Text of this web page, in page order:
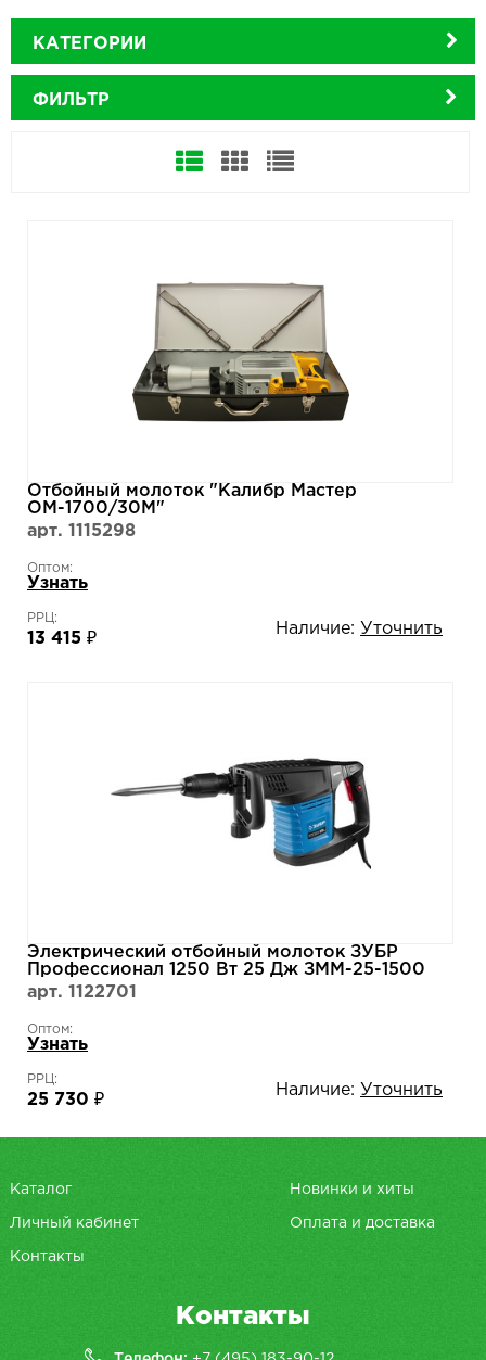
КАТЕГОРИИ
ФИЛЬТР
Отбойный молоток "Калибр Мастер
ОМ-1700/30М"
арт. 1115298
Оптом:
Узнать
РРЦ:
13 415 ₽
Наличие: Уточнить
Электрический отбойный молоток ЗУБР
Профессионал 1250 Вт 25 Дж ЗММ-25-1500
ЭВК
арт. 1122701
Оптом:
Узнать
РРЦ:
25 730 ₽
Наличие: Уточнить
Каталог Новинки и хиты
Личный кабинет Оплата и доставка
Контакты
Контакты